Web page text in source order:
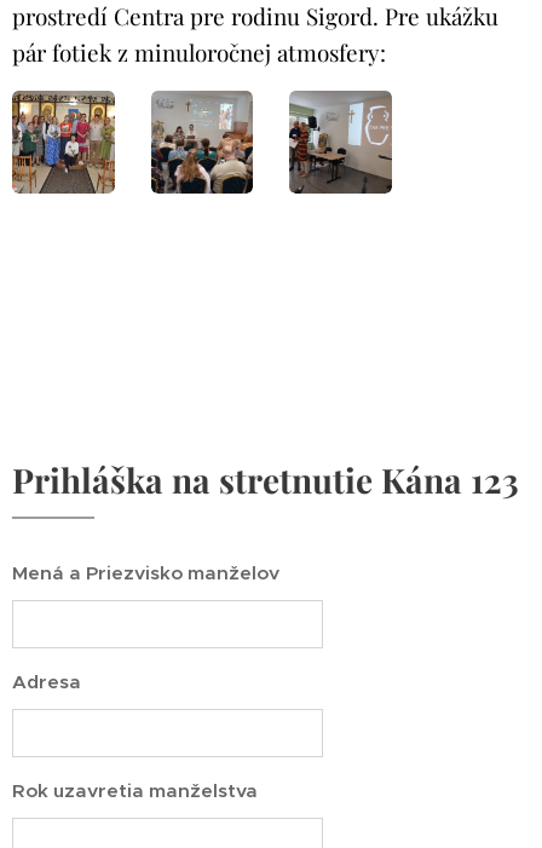
prostredí Centra pre rodinu Sigord. Pre ukážku
pár fotiek z minuloročnej atmosfery:
Prihláška na stretnutie Kána 123
Mená a Priezvisko manželov
Adresa
Rok uzavretia manželstva